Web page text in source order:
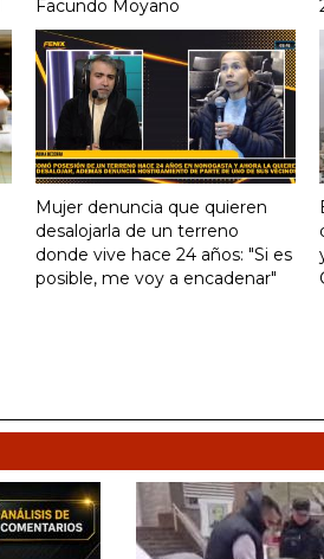
Facundo Moyano
Mujer denuncia que quieren
desalojarla de un terreno
donde vive hace 24 años: "Si es
posible, me voy a encadenar"